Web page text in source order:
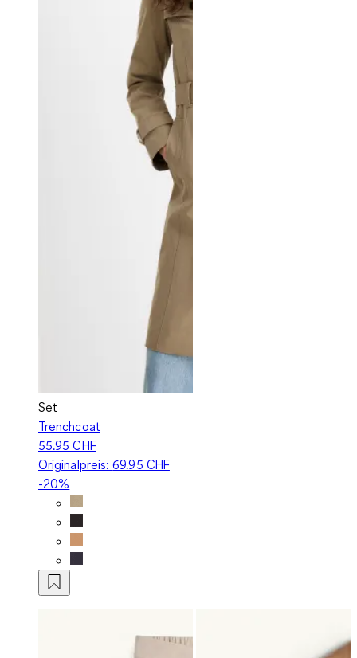
Set
Trenchcoat
55.95 CHF
Originalpreis:69.95 CHF
-20%